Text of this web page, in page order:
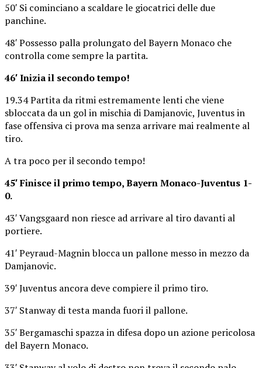
50′ Si cominciano a scaldare le giocatrici delle due
panchine.
48′ Possesso palla prolungato del Bayern Monaco che
controlla come sempre la partita.
46′ Inizia il secondo tempo!
19.34 Partita da ritmi estremamente lenti che viene
sbloccata da un gol in mischia di Damjanovic, Juventus in
fase offensiva ci prova ma senza arrivare mai realmente al
tiro.
A tra poco per il secondo tempo!
45′ Finisce il primo tempo, Bayern Monaco-Juventus 1-
0.
43′ Vangsgaard non riesce ad arrivare al tiro davanti al
portiere.
41′ Peyraud-Magnin blocca un pallone messo in mezzo da
Damjanovic.
39′ Juventus ancora deve compiere il primo tiro.
37′ Stanway di testa manda fuori il pallone.
35′ Bergamaschi spazza in difesa dopo un azione pericolosa
del Bayern Monaco.